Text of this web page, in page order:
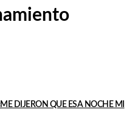
DIJERON QUE ESA NOCHE MI